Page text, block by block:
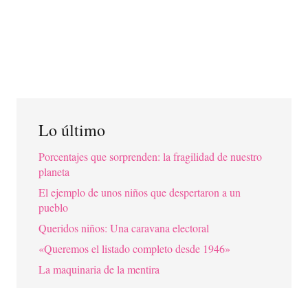
Lo último
Porcentajes que sorprenden: la fragilidad de nuestro
planeta
El ejemplo de unos niños que despertaron a un
pueblo
Queridos niños: Una caravana electoral
«Queremos el listado completo desde 1946»
La maquinaria de la mentira